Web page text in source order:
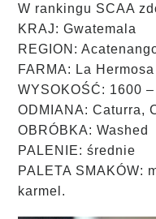
W rankingu SCAA
KRAJ: Gwatemala
REGION:
FARMA: La
WYSOKOŚĆ: 1600
ODMIANA: Caturra,
OBRÓBKA: Washed
PALENIE: średnie
PALETA SMAKÓW:
karmel.